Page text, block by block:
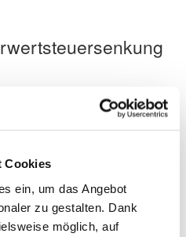
Cookies
ein, um das Angebot
zu gestalten. Dank
möglich, auf
Antworten im aktuellen